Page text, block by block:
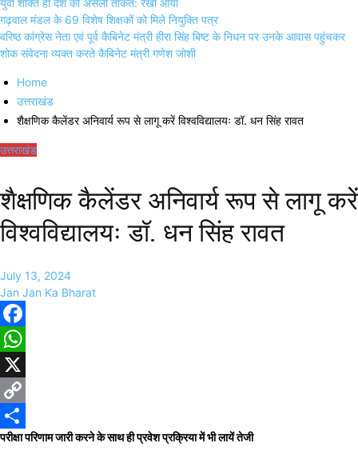
युवा शक्ति ही देश की असली ताकत: रेखा आर्या
गढ़वाल मंडल के 69 विशेष शिक्षकों को मिले नियुक्ति पत्र
वरिष्ठ कांग्रेस नेता एवं पूर्व कैबिनेट मंत्री हीरा सिंह बिष्ट के निधन पर उनके आवास पहुंचकर
शोक संवेदना व्यक्त करते कैबिनेट मंत्री गणेश जोशी
Home
उत्तराखंड
शैक्षणिक कैलेंडर अनिवार्य रूप से लागू करें विश्वविद्यालयः डॉ. धन सिंह रावत
उत्तराखंड
शैक्षणिक कैलेंडर अनिवार्य रूप से लागू करें
विश्वविद्यालयः डॉ. धन सिंह रावत
July 13, 2024
Jan Jan Ka Bharat
Facebook
WhatsApp
X
Copy
Link
Share
परीक्षा परिणाम जारी करने के साथ ही प्रवेश प्रक्रिया में भी लायें तेजी